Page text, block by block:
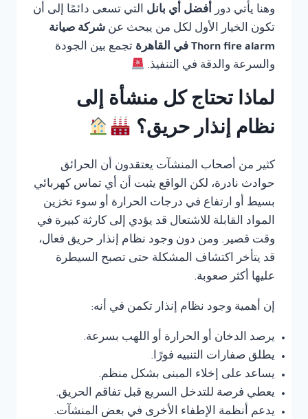
وهنا يأتي دور أفضل أي بانل التي تسعى دائمًا إلى أن
تكون الخيار الأول لكل من يبحث عن شركة صيانة
Thorn fire alarm في القاهرة
تجمع بين الجودة
والسرعة والدقة في التنفيذ.
لماذا تحتاج كل منشأة إلى
نظام إنذار حريق؟
كثير من أصحاب المنشآت يعتقدون أن الحرائق
حوادث نادرة، لكن الواقع يثبت أن أي تماس كهربائي
بسيط أو ارتفاع في درجات الحرارة أو سوء تخزين
المواد القابلة للاشتعال قد يؤدي إلى كارثة كبيرة في
وقت قصير. ومن دون وجود نظام إنذار حريق فعال،
قد يتأخر اكتشاف المشكلة حتى تصبح السيطرة
عليها أكثر صعوبة.
إن أهمية وجود نظام إنذار تكمن في أنه:
يرصد الدخان أو الحرارة أو اللهب بسرعة.
يطلق صفارات التنبيه فورًا.
يساعد على إخلاء المبنى بشكل منظم.
يعطي فرصة للتدخل السريع قبل تفاقم الحريق.
يدعم أنظمة الإطفاء الأخرى في بعض المنشآت.